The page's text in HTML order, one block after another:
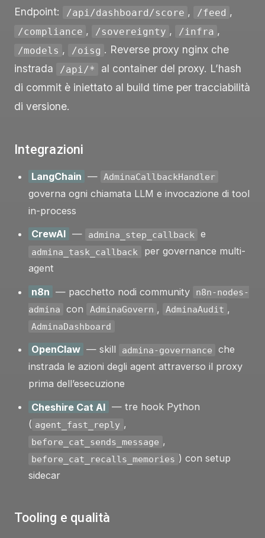
Endpoint:
/api/dashboard/score , /feed ,
/compliance , /sovereignty , /infra ,
/models , /oisg . Reverse proxy nginx che
instrada
/api/*
al container del proxy. L’hash
di commit è iniettato al build time per tracciabilità
di versione.
Integrazioni
LangChain — AdminaCallbackHandler
governa ogni chiamata LLM e invocazione di tool
in-process
CrewAI — admina_step_callback e
admina_task_callback
per governance multi-
agent
n8n — pacchetto nodi community
n8n-nodes-
admina
con AdminaGovern , AdminaAudit ,
AdminaDashboard
OpenClaw — skill admina-governance
che
instrada le azioni degli agent attraverso il proxy
prima dell’esecuzione
Cheshire Cat AI — tre hook Python
( agent_fast_reply ,
before_cat_sends_message ,
before_cat_recalls_memories ) con setup
sidecar
Tooling e qualità